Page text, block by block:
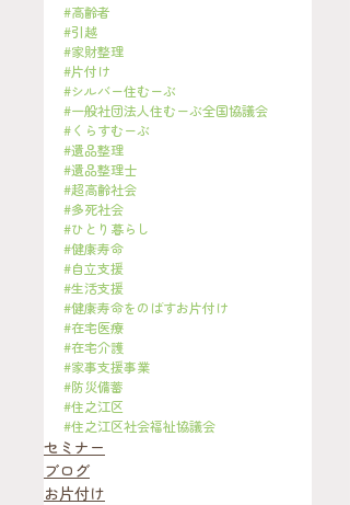
#高齢者
#引越
#家財整理
#片付け
#シルバー住むーぶ
#一般社団法人住むーぶ全国協議会
#くらすむーぶ
#遺品整理
#遺品整理士
#超高齢社会
#多死社会
#ひとり暮らし
#健康寿命
#自立支援
#生活支援
#健康寿命をのばすお片付け
#在宅医療
#在宅介護
#家事支援事業
#防災備蓄
#住之江区
#住之江区社会福祉協議会
セミナー
ブログ
お片付け